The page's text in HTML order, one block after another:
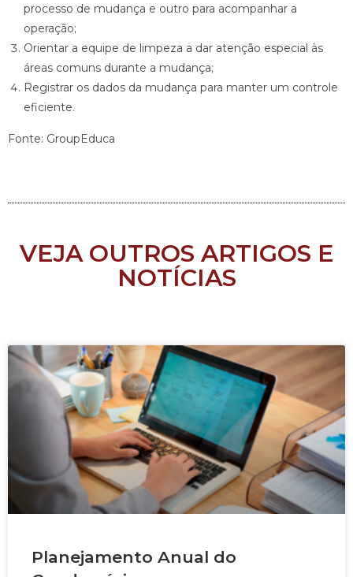
processo de mudança e outro para acompanhar a
operação;
Orientar a equipe de limpeza a dar atenção especial às
áreas comuns durante a mudança;
Registrar os dados da mudança para manter um controle
eficiente.
Fonte: GroupEduca
VEJA OUTROS ARTIGOS E
NOTÍCIAS
Planejamento Anual do